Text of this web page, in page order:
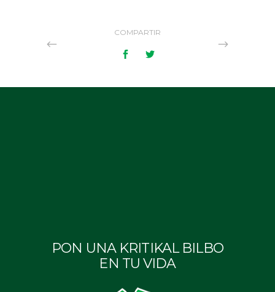
COMPARTIR
PON UNA KRITIKAL BILBO
EN TU VIDA